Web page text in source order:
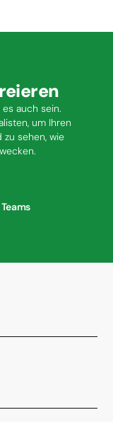
auch sein.
um Ihren
sehen, wie